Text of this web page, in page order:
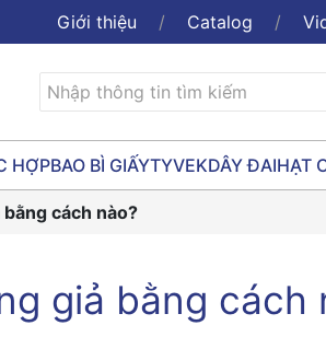
Giới thiệu Catalog
HỢPBAO BÌ GIẤYTYVEKDÂY ĐAIHẠT
cách nào?
giả bằng cách